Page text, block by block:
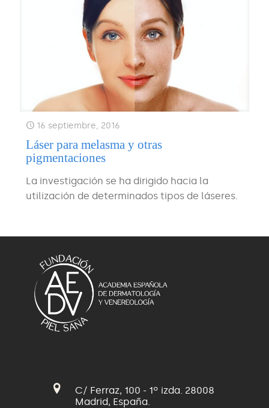
16 septiembre, 2016
Láser para melasma y otras
pigmentaciones
La investigación se ha dirigido hacia la
utilización de determinados tipos de láseres.
C/ Ferraz, 100 - 1º izda. 28008
Madrid, España.